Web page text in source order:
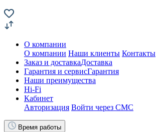
О компании
О компании Наши клиенты Контакты
Заказ и доставкаДоставка
Гарантия и сервисГарантия
Наши преимущества
Hi-Fi
Кабинет
Авторизация Войти через СМС
Время работы